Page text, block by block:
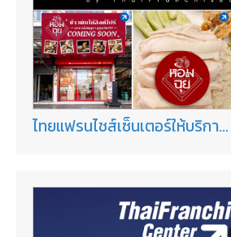
ไทยแฟรนไชส์เซ็นเตอร์ให้บริกา...